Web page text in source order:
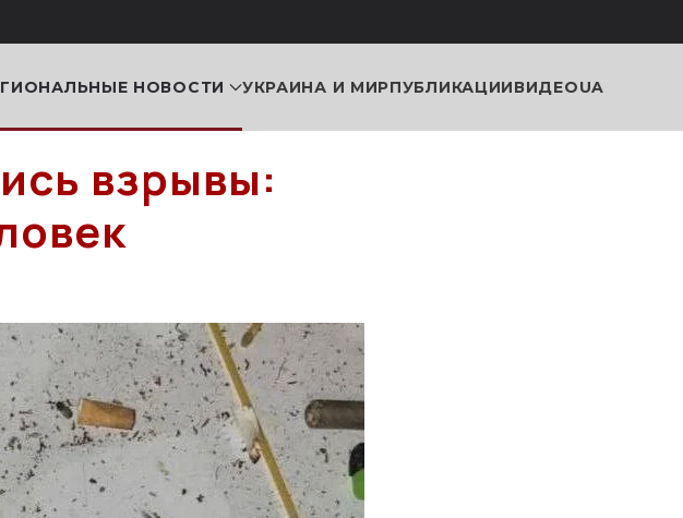
НОВОСТИ УКРАИНА И МИРПУБЛИКАЦИИВИДЕОUA
взрывы: